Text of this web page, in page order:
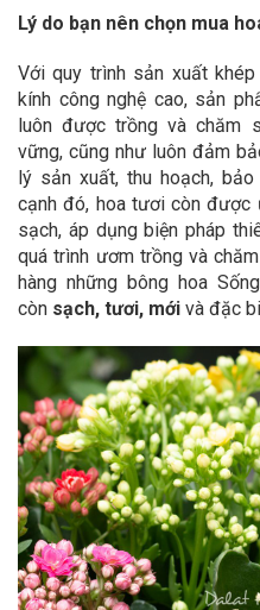
Lý do bạn nên chọn mua
Với quy trình sản xuất
kính công nghệ cao, sản
luôn được trồng và chăm
vững, cũng như luôn đảm
lý sản xuất, thu hoạch,
cạnh đó, hoa tươi còn được
sạch, áp dụng biện pháp
quá trình ươm trồng và
hàng những bông hoa
còn sạch, tươi, mới và đặc